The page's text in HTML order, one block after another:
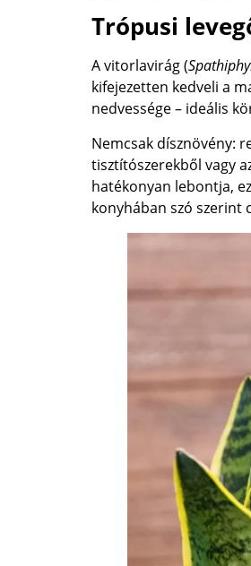
Trópusi
A vitorlavirág (
kifejezetten kedveli a
nedvessége – ideális
Nemcsak dísznövény:
tisztítószerekből vagy
hatékonyan lebontja,
konyhában szó szerint